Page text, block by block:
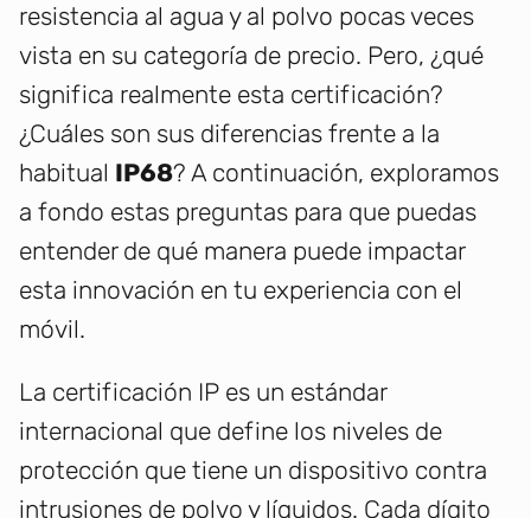
resistencia al agua y al polvo pocas veces
vista en su categoría de precio. Pero, ¿qué
significa realmente esta certificación?
¿Cuáles son sus diferencias frente a la
habitual IP68? A continuación, exploramos
a fondo estas preguntas para que puedas
entender de qué manera puede impactar
esta innovación en tu experiencia con el
móvil.
La certificación IP es un estándar
internacional que define los niveles de
protección que tiene un dispositivo contra
intrusiones de polvo y líquidos. Cada dígito